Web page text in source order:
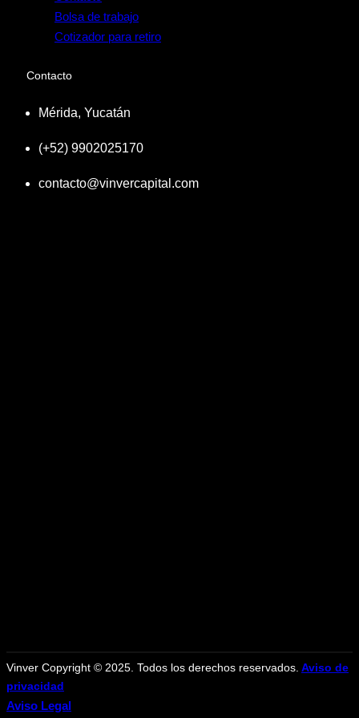
Bolsa de trabajo
Cotizador para retiro
Contacto
Mérida, Yucatán
(+52) 9902025170
contacto@vinvercapital.com
Vinver Copyright © 2025. Todos los derechos reservados. Aviso de
privacidad
Aviso Legal